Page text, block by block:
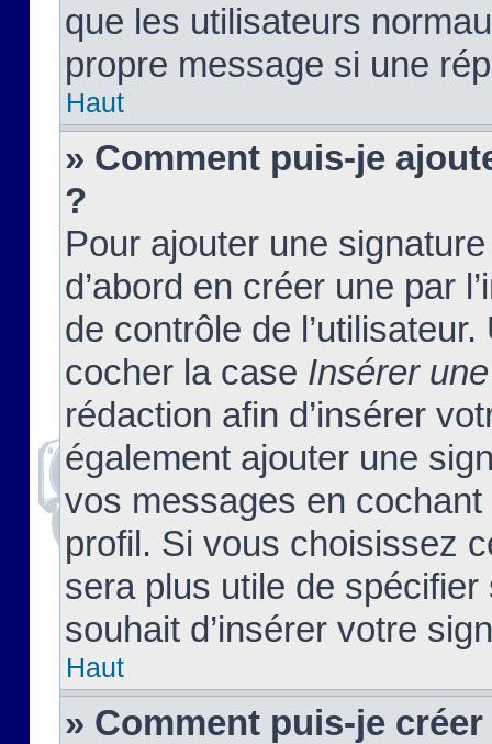
que les utilisateurs
propre message si une
Haut
» Comment puis-je
?
Pour ajouter une
d’abord en créer une par
de contrôle de
cocher la case Insérer
rédaction afin d’insérer
également ajouter une
vos messages en
profil. Si vous choisissez
sera plus utile de
souhait d’insérer votre
Haut
» Comment puis-je